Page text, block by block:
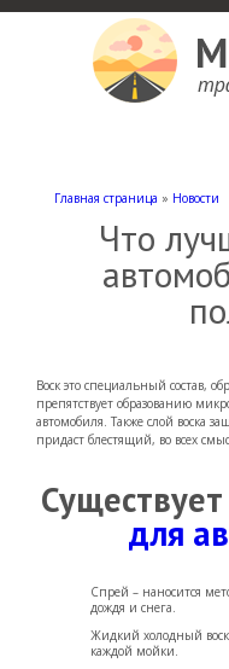
Главная страница » Новости
Что
Воск это специальный состав,
препятствует образованию
автомобиля. Также слой воска
придаст блестящий, во всех
для
Спрей – наносится
дождя и снега.
Жидкий холодный воск
каждой мойки.